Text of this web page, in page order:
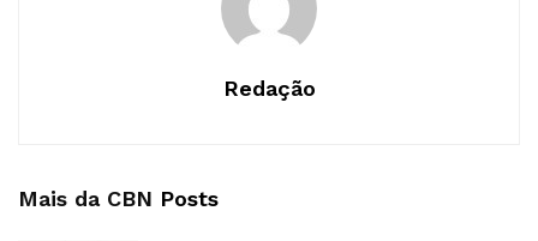
Redação
Mais da CBN Posts